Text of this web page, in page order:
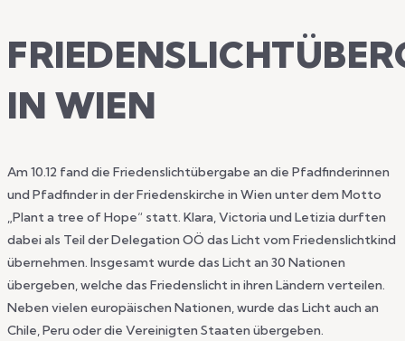
IN WIEN
Am 10.12 fand die Friedenslichtübergabe an die Pfadfinderinnen
und Pfadfinder in der Friedenskirche in Wien unter dem Motto
„Plant a tree of Hope“ statt. Klara, Victoria und Letizia durften
dabei als Teil der Delegation OÖ das Licht vom Friedenslichtkind
übernehmen. Insgesamt wurde das Licht an 30 Nationen
übergeben, welche das Friedenslicht in ihren Ländern verteilen.
Neben vielen europäischen Nationen, wurde das Licht auch an
Chile, Peru oder die Vereinigten Staaten übergeben.